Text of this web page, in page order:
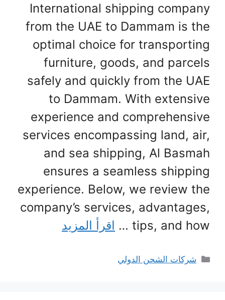
International shipping company
from the UAE to Dammam is the
optimal choice for transporting
furniture, goods, and parcels
safely and quickly from the UAE
to Dammam. With extensive
experience and comprehensive
services encompassing land, air,
and sea shipping, Al Basmah
ensures a seamless shipping
experience. Below, we review the
company’s services, advantages,
tips, and how …
اقرأ المزيد
التصنيفات
شركات الشحن الدولي